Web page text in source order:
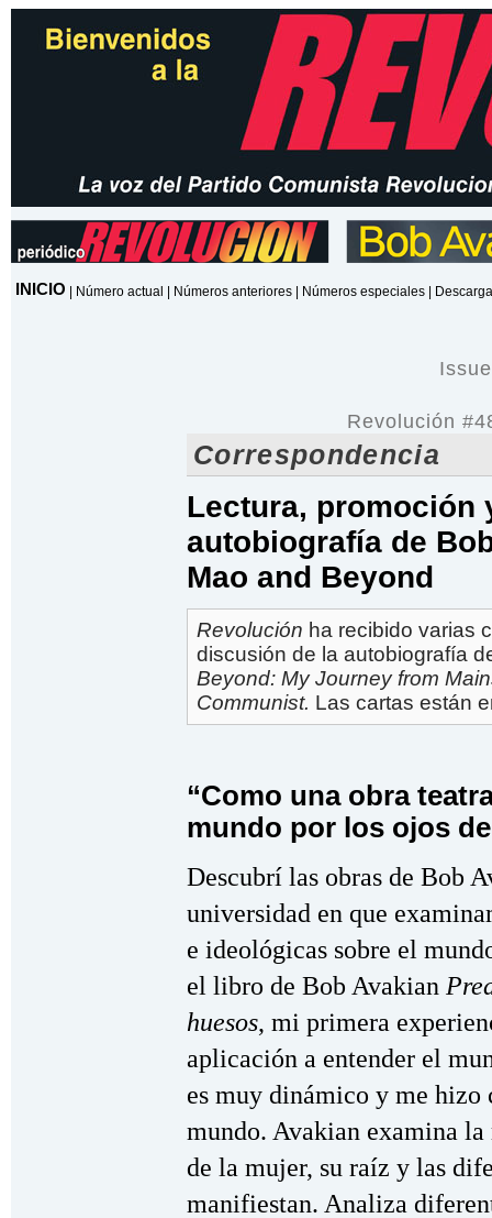
INICIO Número actual Números anteriores Números especiales
Revolución
Correspondencia
Lectura, promoción
autobiografía de
Mao and Beyond
Revolución ha recibido varias
discusión de la autobiografía
Beyond: My Journey from
Communist. Las cartas están
“Como una obra
mundo por los ojos
Descubrí las obras de Bob
universidad en que
e ideológicas sobre el
el libro de Bob Avakian
huesos, mi primera
aplicación a entender el
es muy dinámico y me hizo
mundo. Avakian examina
de la mujer, su raíz y las
manifiestan. Analiza